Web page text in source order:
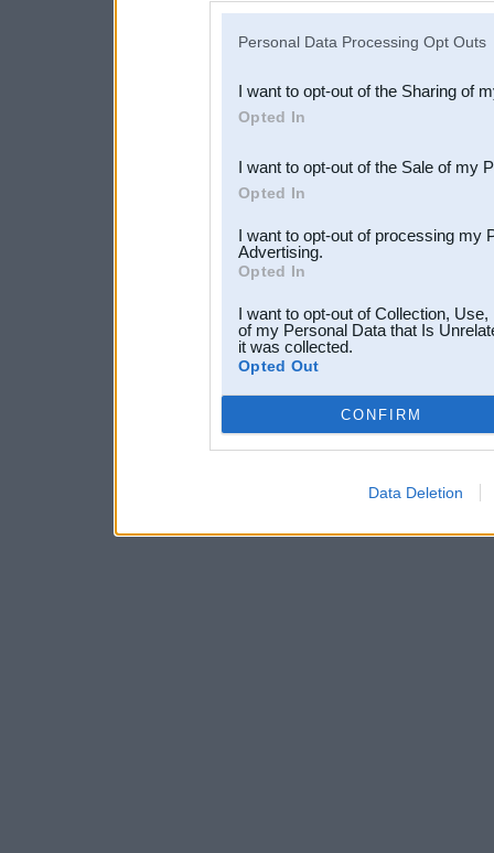
Downstream Participants
third parties.
Personal Data Processing Opt Outs
I want to opt-out of the Sharing of
Opted In
I want to opt-out of the Sale of my
Opted In
I want to opt-out of processing my
Advertising.
Opted In
I want to opt-out of Collection,
of my Personal Data that Is
it was collected.
Opted Out
CONFIRM
Data Deletion